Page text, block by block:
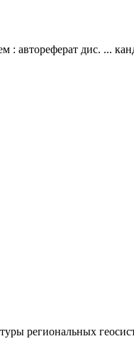
автореферат дис. ...
региональных